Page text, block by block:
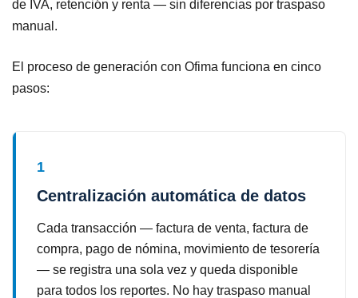
de IVA, retención y renta — sin diferencias por traspaso
manual.
El proceso de generación con Ofima funciona en cinco
pasos:
1
Centralización automática de datos
Cada transacción — factura de venta, factura de
compra, pago de nómina, movimiento de tesorería
— se registra una sola vez y queda disponible
para todos los reportes. No hay traspaso manual